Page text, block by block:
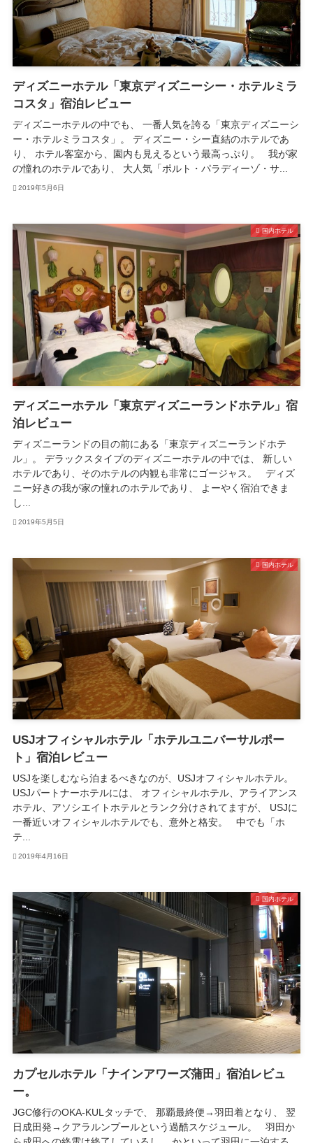
ディズニーホテル「東京ディズニーシー・ホテルミラ
コスタ」宿泊レビュー
ディズニーホテルの中でも、 一番人気を誇る「東京ディズニーシ
ー・ホテルミラコスタ」。 ディズニー・シー直結のホテルであ
り、 ホテル客室から、園内も見えるという最高っぷり。 我が家
の憧れのホテルであり、 大人気「ポルト・パラディーゾ・サ...
2019年5月6日
国内ホテル
ディズニーホテル「東京ディズニーランドホテル」宿
泊レビュー
ディズニーランドの目の前にある「東京ディズニーランドホテ
ル」。 デラックスタイプのディズニーホテルの中では、 新しい
ホテルであり、そのホテルの内観も非常にゴージャス。 ディズ
ニー好きの我が家の憧れのホテルであり、 よーやく宿泊できま
し...
2019年5月5日
国内ホテル
USJオフィシャルホテル「ホテルユニバーサルポー
ト」宿泊レビュー
USJを楽しむなら泊まるべきなのが、USJオフィシャルホテル。
USJパートナーホテルには、 オフィシャルホテル、アライアンス
ホテル、アソシエイトホテルとランク分けされてますが、 USJに
一番近いオフィシャルホテルでも、意外と格安。 中でも「ホ
テ...
2019年4月16日
国内ホテル
カプセルホテル「ナインアワーズ蒲田」宿泊レビュ
ー。
JGC修行のOKA-KULタッチで、 那覇最終便→羽田着となり、 翌
日成田発→クアラルンプールという過酷スケジュール。 羽田か